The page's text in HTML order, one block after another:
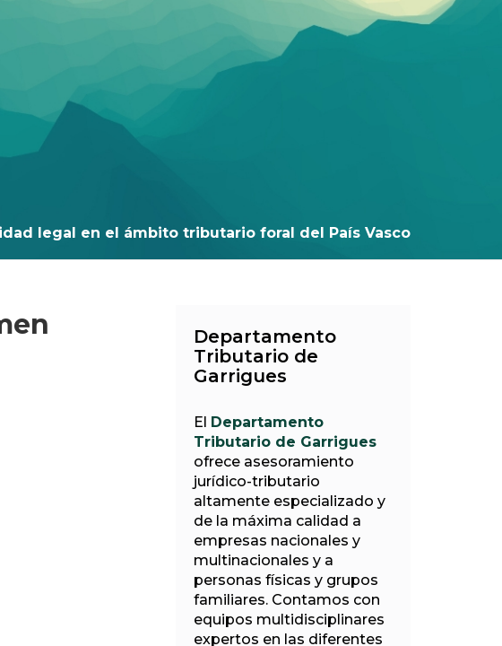
legal en el ámbito tributario foral del País Vasco
Departamento
Tributario de
Garrigues
El
Departamento
Tributario de Garrigues
ofrece asesoramiento
jurídico-tributario
altamente especializado y
de la máxima calidad a
empresas nacionales y
multinacionales y a
personas físicas y grupos
familiares. Contamos con
equipos multidisciplinares
expertos en las diferentes